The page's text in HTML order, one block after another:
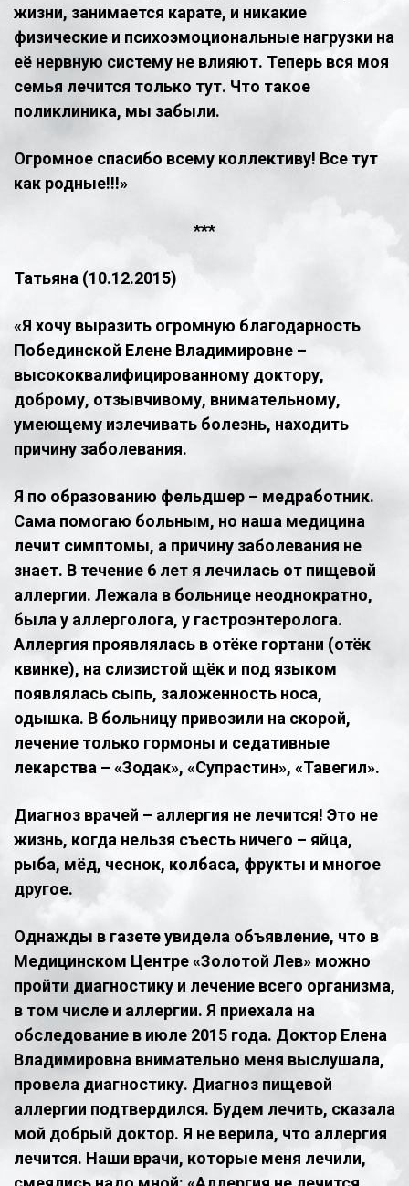
жизни, занимается карате, и никакие
физические и психоэмоциональные нагрузки на
её нервную систему не влияют. Теперь вся моя
семья лечится только тут. Что такое
поликлиника, мы забыли.
Огромное спасибо всему коллективу! Все тут
как родные!!!»
***
Татьяна (10.12.2015)
«Я хочу выразить огромную благодарность
Побединской Елене Владимировне –
высококвалифицированному доктору,
доброму, отзывчивому, внимательному,
умеющему излечивать болезнь, находить
причину заболевания.
Я по образованию фельдшер – медработник.
Сама помогаю больным, но наша медицина
лечит симптомы, а причину заболевания не
знает. В течение 6 лет я лечилась от пищевой
аллергии. Лежала в больнице неоднократно,
была у аллерголога, у гастроэнтеролога.
Аллергия проявлялась в отёке гортани (отёк
квинке), на слизистой щёк и под языком
появлялась сыпь, заложенность носа,
одышка. В больницу привозили на скорой,
лечение только гормоны и седативные
лекарства – «Зодак», «Супрастин», «Тавегил».
Диагноз врачей – аллергия не лечится! Это не
жизнь, когда нельзя съесть ничего – яйца,
рыба, мёд, чеснок, колбаса, фрукты и многое
другое.
Однажды в газете увидела объявление, что в
Медицинском Центре «Золотой Лев» можно
пройти диагностику и лечение всего организма,
в том числе и аллергии. Я приехала на
обследование в июле 2015 года. Доктор Елена
Владимировна внимательно меня выслушала,
провела диагностику. Диагноз пищевой
аллергии подтвердился. Будем лечить, сказала
мой добрый доктор. Я не верила, что аллергия
лечится. Наши врачи, которые меня лечили,